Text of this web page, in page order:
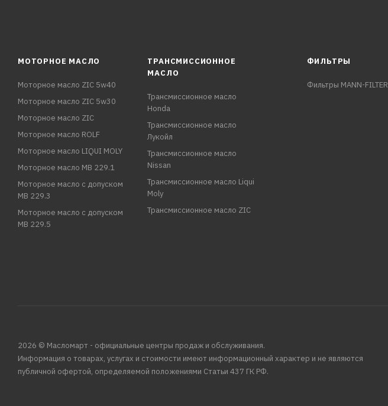
МОТОРНОЕ МАСЛО
Моторное масло ZIC 5w40
Моторное масло ZIC 5w30
Моторное масло ZIC
Моторное масло ROLF
Моторное масло LIQUI MOLY
Моторное масло MB 229.1
Моторное масло с допуском
MB 229.3
Моторное масло с допуском
MB 229.5
ТРАНСМИССИОННОЕ
МАСЛО
Трансмиссионное масло
Honda
Трансмиссионное масло
Лукойл
Трансмиссионное масло
Nissan
Трансмиссионное масло Liqui
Moly
Трансмиссионное масло ZIC
ФИЛЬТРЫ
Фильтры MANN-FILTER
2026 © Масломарт - официальные центры продаж и обслуживания.
Информация о товарах, услугах и стоимости имеют информационный характер и не являются
публичной офертой, определяемой положениями Статьи 437 ГК РФ.